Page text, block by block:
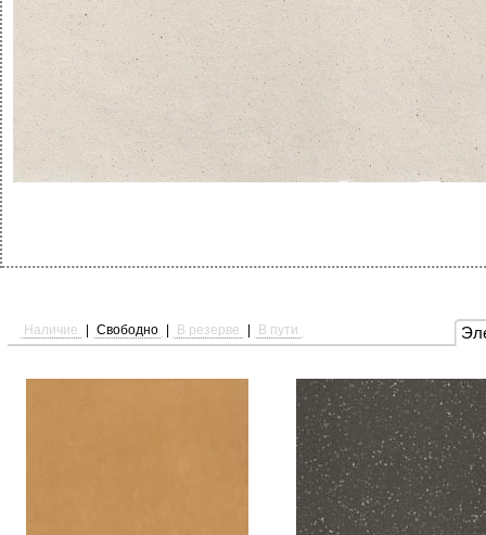
Наличие Свободно В резерве В пути